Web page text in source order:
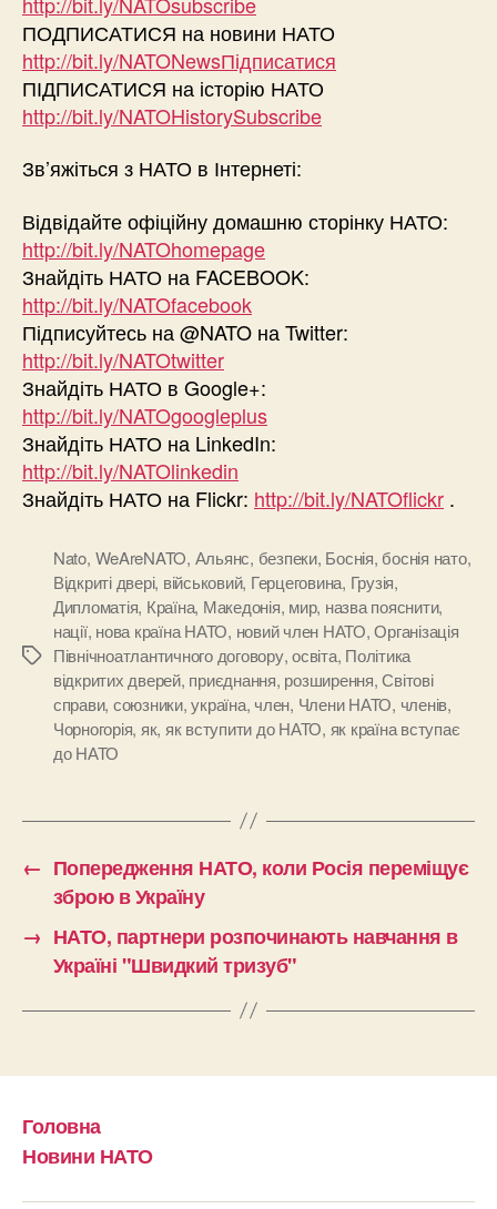
ПОДПИСАТИСЯ на новини НАТО
http://bit.ly/NATONewsПідписатися
ПІДПИСАТИСЯ на історію НАТО
http://bit.ly/NATOHistorySubscribe
Зв’яжіться з НАТО в Інтернеті:
Відвідайте офіційну домашню сторінку НАТО:
http://bit.ly/NATOhomepage
Знайдіть НАТО на FACEBOOK:
http://bit.ly/NATOfacebook
Підписуйтесь на @NATO на Twitter:
http://bit.ly/NATOtwitter
Знайдіть НАТО в Google+:
http://bit.ly/NATOgoogleplus
Знайдіть НАТО на LinkedIn:
http://bit.ly/NATOlinkedin
Знайдіть НАТО на Flickr: http://bit.ly/NATOflickr .
Позначки
Nato, WeAreNATO, Альянс, безпеки, Боснія, боснія нато,
Відкриті двері, військовий, Герцеговина, Грузія,
Дипломатія, Країна, Македонія, мир, назва пояснити,
нації, нова країна НАТО, новий член НАТО,Організація
Північноатлантичного договору,освіта, Політика
відкритих дверей, приєднання, розширення,Світові
справи, союзники,україна, член, Члени НАТО, членів,
Чорногорія, як, як вступити до НАТО, як країна вступає
до НАТО
← Попередження НАТО, коли Росія переміщує
зброю в Україну
→ НАТО, партнери розпочинають навчання в
Україні "Швидкий тризуб"
Головна
Новини НАТО